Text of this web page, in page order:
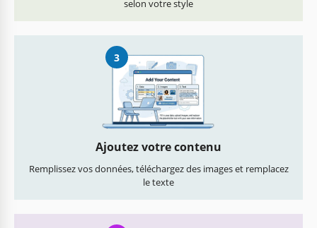
selon votre style
3
Ajoutez votre contenu
Remplissez vos données, téléchargez des images et remplacez
le texte